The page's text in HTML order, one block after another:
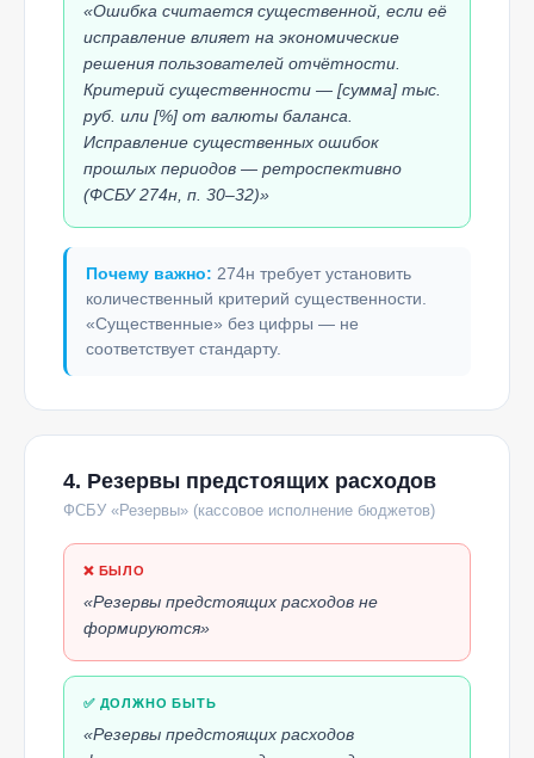
«Ошибка считается существенной, если её
исправление влияет на экономические
решения пользователей отчётности.
Критерий существенности — [сумма] тыс.
руб. или [%] от валюты баланса.
Исправление существенных ошибок
прошлых периодов — ретроспективно
(ФСБУ 274н, п. 30–32)»
Почему важно: 274н требует установить
количественный критерий существенности.
«Существенные» без цифры — не
соответствует стандарту.
4. Резервы предстоящих расходов
ФСБУ «Резервы» (кассовое исполнение бюджетов)
❌ БЫЛО
«Резервы предстоящих расходов не
формируются»
✅ ДОЛЖНО БЫТЬ
«Резервы предстоящих расходов